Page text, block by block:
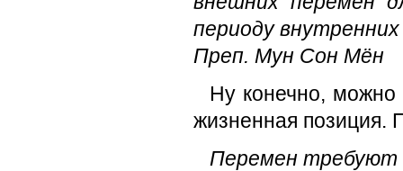
периоду
Преп. Мун Сон Мён
Ну конечно, можно
жизненная позиция.
Перемен требуют